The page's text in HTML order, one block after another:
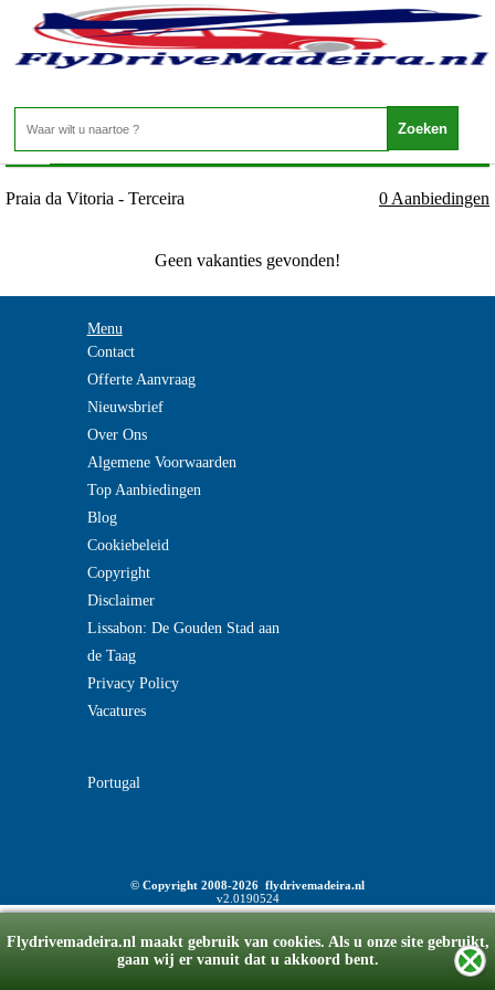
Flydrivemadeira.nl maakt gebruik van cookies. Als u onze site gebruikt,
gaan wij er vanuit dat u akkoord bent.
Portugal - Azoren - Praia da Vitoria - Terceira
Home>
Praia da Vitoria - Terceira 0 Aanbiedingen
Geen vakanties gevonden!
Menu
Contact
Offerte Aanvraag
Nieuwsbrief
Over Ons
Algemene Voorwaarden
Top Aanbiedingen
Blog
Cookiebeleid
Copyright
Disclaimer
Lissabon: De Gouden Stad aan
de Taag
Privacy Policy
Vacatures
Portugal
© Copyright 2008-2026 flydrivemadeira.nl
v2.0190524